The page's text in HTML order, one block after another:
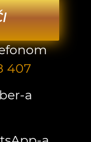
407
a